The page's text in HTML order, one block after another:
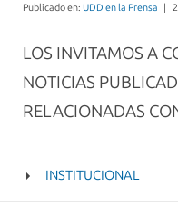
Publicado en: UDD en la Prensa |
LOS INVITAMOS A
NOTICIAS
RELACIONADAS
INSTITUCIONAL